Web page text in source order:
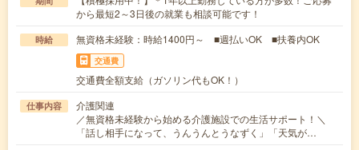
から最短2～3日後の就業も相談可能です！
時給 無資格未経験：時給1400円～ ■週払いOK ■扶養内OK
交通費
交通費全額支給（ガソリン代もOK！）
仕事内容
介護関連
／無資格未経験から始める介護施設での生活サポート！＼
「話し相手になって、うんうんとうなずく」「天気が…